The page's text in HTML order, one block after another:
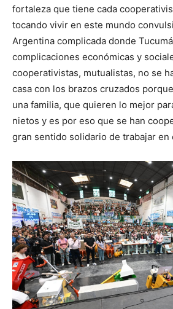
fortaleza que tiene cada
tocando vivir en este mundo
Argentina complicada donde
complicaciones económicas y
cooperativistas, mutualistas, no se
casa con los brazos cruzados
una familia, que quieren lo mejor
nietos y es por eso que se han
gran sentido solidario de trabajar en